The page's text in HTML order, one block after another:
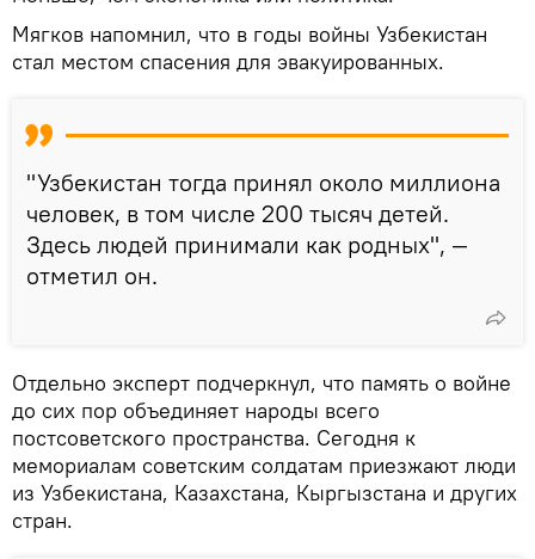
Мягков напомнил, что в годы войны Узбекистан
стал местом спасения для эвакуированных.
"Узбекистан тогда принял около миллиона
человек, в том числе 200 тысяч детей.
Здесь людей принимали как родных", —
отметил он.
Отдельно эксперт подчеркнул, что память о войне
до сих пор объединяет народы всего
постсоветского пространства. Сегодня к
мемориалам советским солдатам приезжают люди
из Узбекистана, Казахстана, Кыргызстана и других
стран.